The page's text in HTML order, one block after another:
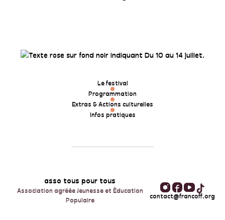
Le festival
Programmation
Extras & Actions culturelles
Infos pratiques
asso tous pour tous
Association agréée Jeunesse et Éducation
Populaire
contact@francoff.org